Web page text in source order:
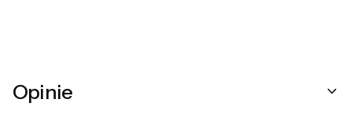
Opinie